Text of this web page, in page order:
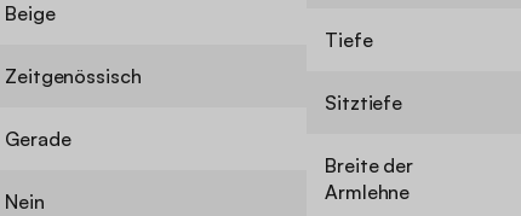
Beige
Zeitgenössisch
Gerade
Nein
Tiefe
Sitztiefe
Breite der
Armlehne